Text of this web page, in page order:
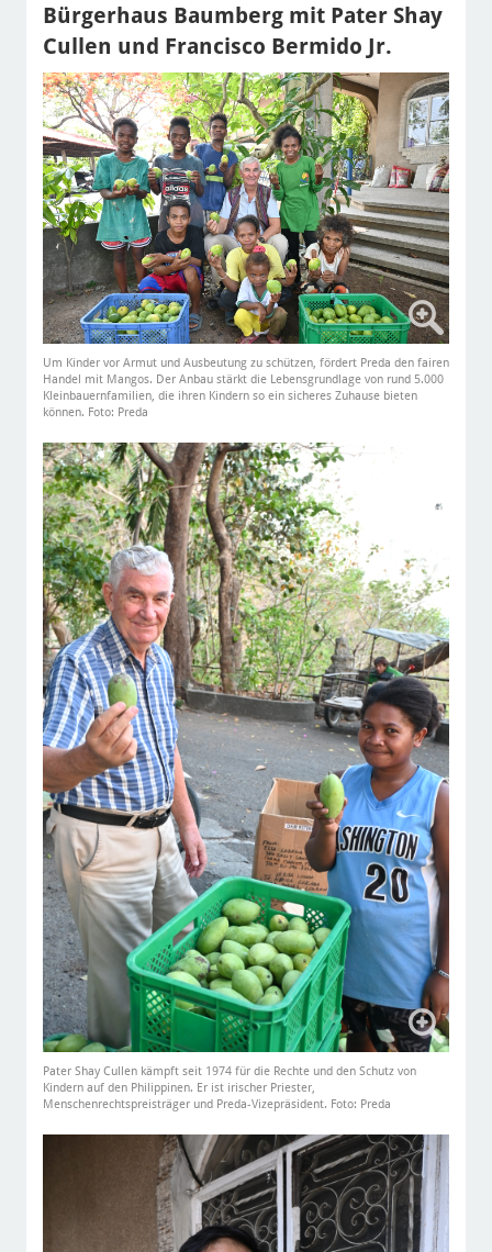
Bürgerhaus Baumberg mit Pater Shay
Cullen und Francisco Bermido Jr.
Um Kinder vor Armut und Ausbeutung zu schützen, fördert Preda den fairen
Handel mit Mangos. Der Anbau stärkt die Lebensgrundlage von rund 5.000
Kleinbauernfamilien, die ihren Kindern so ein sicheres Zuhause bieten
können. Foto: Preda
Pater Shay Cullen kämpft seit 1974 für die Rechte und den Schutz von
Kindern auf den Philippinen. Er ist irischer Priester,
Menschenrechtspreisträger und Preda-Vizepräsident. Foto: Preda